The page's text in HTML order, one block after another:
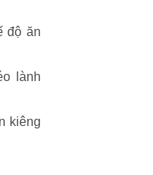
độ ăn
lành
kiêng